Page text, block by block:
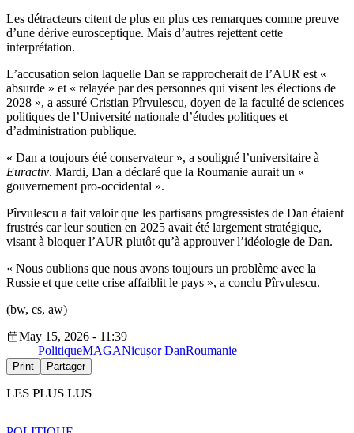
Les détracteurs citent de plus en plus ces remarques comme preuve
d’une dérive eurosceptique. Mais d’autres rejettent cette
interprétation.
L’accusation selon laquelle Dan se rapprocherait de l’AUR est «
absurde » et « relayée par des personnes qui visent les élections de
2028 », a assuré Cristian Pîrvulescu, doyen de la faculté de sciences
politiques de l’Université nationale d’études politiques et
d’administration publique.
« Dan a toujours été conservateur », a souligné l’universitaire à
Euractiv. Mardi, Dan a déclaré que la Roumanie aurait un «
gouvernement pro-occidental ».
Pîrvulescu a fait valoir que les partisans progressistes de Dan étaient
frustrés car leur soutien en 2025 avait été largement stratégique,
visant à bloquer l’AUR plutôt qu’à approuver l’idéologie de Dan.
« Nous oublions que nous avons toujours un problème avec la
Russie et que cette crise affaiblit le pays », a conclu Pîrvulescu.
(bw, cs, aw)
May 15, 2026 - 11:39
PolitiqueMAGANicușor DanRoumanie
Print Partager
LES PLUS LUS